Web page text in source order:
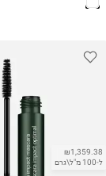
₪1,359.38
ל-100 מ"ל\גרם